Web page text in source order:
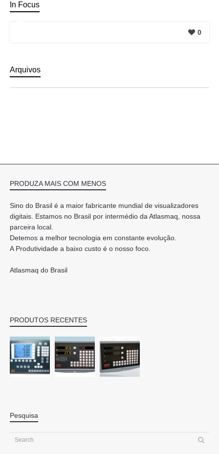
In Focus
0
Arquivos
PRODUZA MAIS COM MENOS
Sino do Brasil é a maior fabricante mundial de visualizadores
digitais. Estamos no Brasil por intermédio da Atlasmaq, nossa
parceira local.
Detemos a melhor tecnologia em constante evolução.
A Produtividade a baixo custo é o nosso foco.
Atlasmaq do Brasil
PRODUTOS RECENTES
Pesquisa